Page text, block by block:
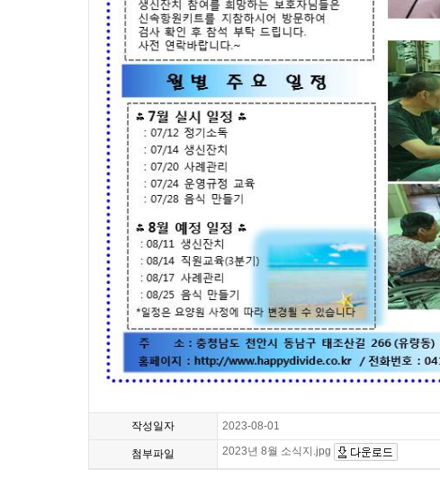
작성일자 2023-08-01
첨부파일 2023년 8월 소식지.jpg